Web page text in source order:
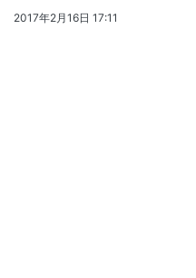
2017年2月16日 17:11